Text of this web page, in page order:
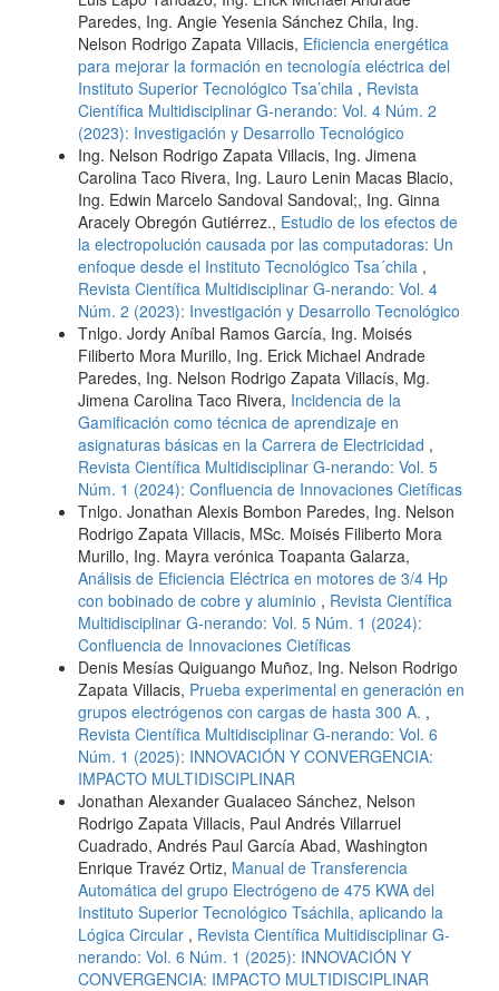
Paredes, Ing. Angie Yesenia Sánchez Chila, Ing.
Nelson Rodrigo Zapata Villacis, Eficiencia energética
para mejorar la formación en tecnología eléctrica del
Instituto Superior Tecnológico Tsa’chila , Revista
Científica Multidisciplinar G-nerando: Vol. 4 Núm. 2
(2023): Investigación y Desarrollo Tecnológico
Ing. Nelson Rodrigo Zapata Villacis, Ing. Jimena
Carolina Taco Rivera, Ing. Lauro Lenin Macas Blacio,
Ing. Edwin Marcelo Sandoval Sandoval;, Ing. Ginna
Aracely Obregón Gutiérrez., Estudio de los efectos de
la electropolución causada por las computadoras: Un
enfoque desde el Instituto Tecnológico Tsa´chila ,
Revista Científica Multidisciplinar G-nerando: Vol. 4
Núm. 2 (2023): Investigación y Desarrollo Tecnológico
Tnlgo. Jordy Aníbal Ramos García, Ing. Moisés
Filiberto Mora Murillo, Ing. Erick Michael Andrade
Paredes, Ing. Nelson Rodrigo Zapata Villacís, Mg.
Jimena Carolina Taco Rivera, Incidencia de la
Gamificación como técnica de aprendizaje en
asignaturas básicas en la Carrera de Electricidad ,
Revista Científica Multidisciplinar G-nerando: Vol. 5
Núm. 1 (2024): Confluencia de Innovaciones Cietíficas
Tnlgo. Jonathan Alexis Bombon Paredes, Ing. Nelson
Rodrigo Zapata Villacis, MSc. Moisés Filiberto Mora
Murillo, Ing. Mayra verónica Toapanta Galarza,
Análisis de Eficiencia Eléctrica en motores de 3/4 Hp
con bobinado de cobre y aluminio , Revista Científica
Multidisciplinar G-nerando: Vol. 5 Núm. 1 (2024):
Confluencia de Innovaciones Cietíficas
Denis Mesías Quiguango Muñoz, Ing. Nelson Rodrigo
Zapata Villacis, Prueba experimental en generación en
grupos electrógenos con cargas de hasta 300 A. ,
Revista Científica Multidisciplinar G-nerando: Vol. 6
Núm. 1 (2025): INNOVACIÓN Y CONVERGENCIA:
IMPACTO MULTIDISCIPLINAR
Jonathan Alexander Gualaceo Sánchez, Nelson
Rodrigo Zapata Villacis, Paul Andrés Villarruel
Cuadrado, Andrés Paul García Abad, Washington
Enrique Travéz Ortiz, Manual de Transferencia
Automática del grupo Electrógeno de 475 KWA del
Instituto Superior Tecnológico Tsáchila, aplicando la
Lógica Circular , Revista Científica Multidisciplinar G-
nerando: Vol. 6 Núm. 1 (2025): INNOVACIÓN Y
CONVERGENCIA: IMPACTO MULTIDISCIPLINAR